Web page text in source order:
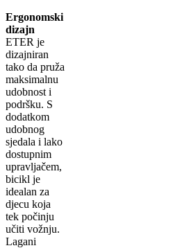
Ergonomski
dizajn
ETER je
dizajniran
tako da pruža
maksimalnu
udobnost i
podršku. S
dodatkom
udobnog
sjedala i lako
dostupnim
upravljačem,
bicikl je
idealan za
djecu koja
tek počinju
učiti vožnju.
Lagani